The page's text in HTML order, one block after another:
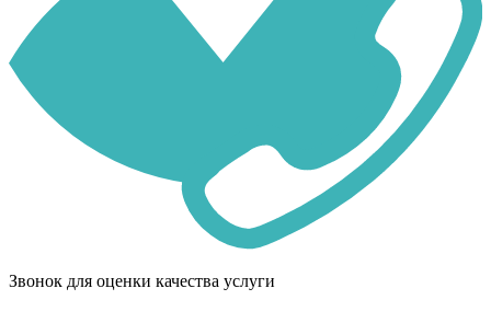
Звонок для оценки качества услуги